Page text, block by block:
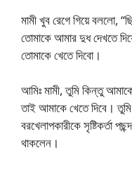
মামী খুব রেগে গিয়ে বললো,
তোমাকে আমার দুধ দেখতে
তোমাকে খেতে দিবো।
আমিঃ মামী, তুমি কিন্তু
তাই আমাকে খেতে দিবে।
বরখেলাপকারীকে সৃষ্টিকর্তা
থাকলেন।